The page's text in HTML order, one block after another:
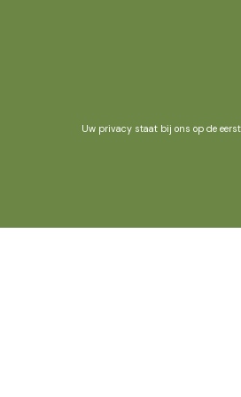
Uw privacy staat bij ons op de